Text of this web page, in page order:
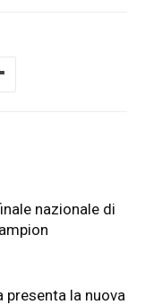
nazionale di
presenta la nuova